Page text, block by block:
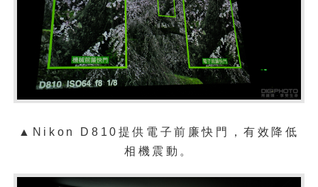
▲ Nikon D810提供電子前廉快門，有效降低
相機震動。